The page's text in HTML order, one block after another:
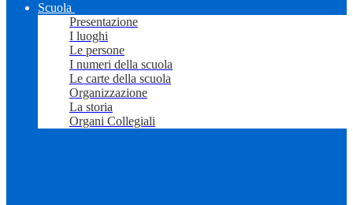
Scuola
Presentazione
I luoghi
Le persone
I numeri della scuola
Le carte della scuola
Organizzazione
La storia
Organi Collegiali